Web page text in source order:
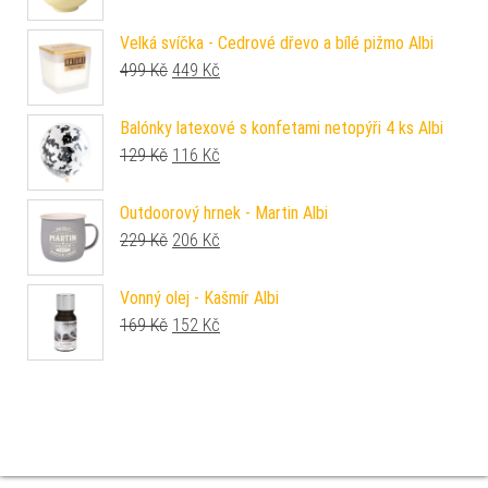
Velká svíčka - Cedrové dřevo a bílé pižmo Albi
499Kč Původní cena byla: 499 Kč.
449 Kč
Balónky latexové s konfetami netopýři 4 ks Albi
129Kč Původní cena byla: 129 Kč.
116 Kč
Outdoorový hrnek - Martin Albi
229Kč Původní cena byla: 229 Kč.
206 Kč
Vonný olej - Kašmír Albi
169Kč Původní cena byla: 169 Kč.
152 Kč